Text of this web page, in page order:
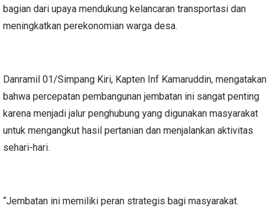
bagian dari upaya mendukung kelancaran transportasi dan
meningkatkan perekonomian warga desa.
Danramil 01/Simpang Kiri, Kapten Inf Kamaruddin, mengatakan
bahwa percepatan pembangunan jembatan ini sangat penting
karena menjadi jalur penghubung yang digunakan masyarakat
untuk mengangkut hasil pertanian dan menjalankan aktivitas
sehari-hari.
“Jembatan ini memiliki peran strategis bagi masyarakat.